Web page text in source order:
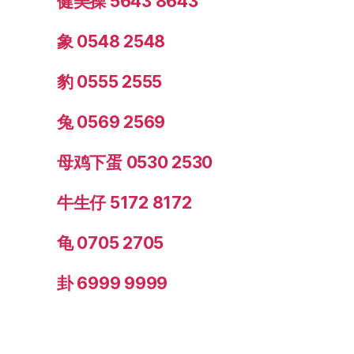
象 0548 2548
豹 0555 2555
兔 0569 2569
母鸡下蛋 0530 2530
牛生仔 5172 8172
龟 0705 2705
卦 6999 9999